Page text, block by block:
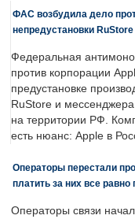
ФАС возбудила дело
непредустановки
Федеральная
против корпорации
предустановке
RuStore и
на территории РФ.
есть нюанс: Apple в
Операторы перестали
платить за них все равно
Операторы связи